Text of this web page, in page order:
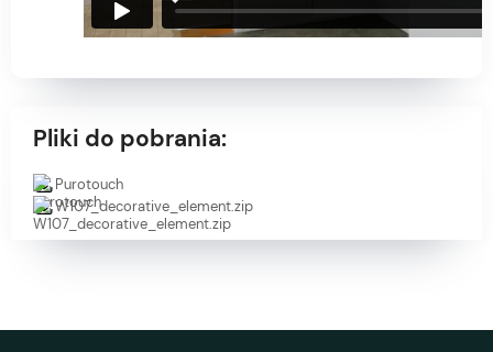
Pliki do pobrania:
Purotouch
W107_decorative_element.zip